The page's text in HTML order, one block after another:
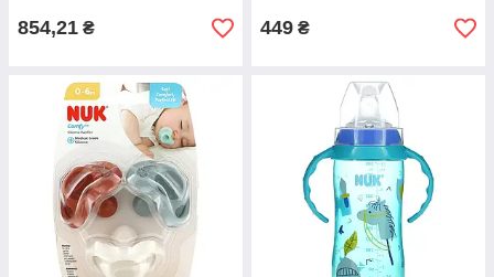
854,21 ₴ 449 ₴